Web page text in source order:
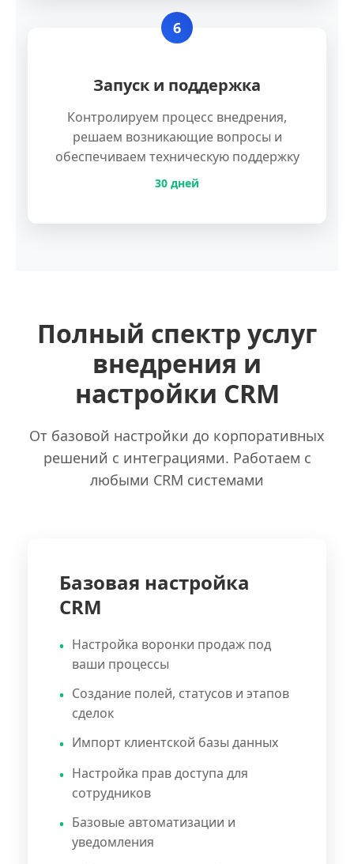
6
Запуск и поддержка
Контролируем процесс внедрения,
решаем возникающие вопросы и
обеспечиваем техническую поддержку
30 дней
Полный спектр услуг
внедрения и
настройки CRM
От базовой настройки до корпоративных
решений с интеграциями. Работаем с
любыми CRM системами
Базовая настройка
CRM
Настройка воронки продаж под
ваши процессы
Создание полей, статусов и этапов
сделок
Импорт клиентской базы данных
Настройка прав доступа для
сотрудников
Базовые автоматизации и
уведомления